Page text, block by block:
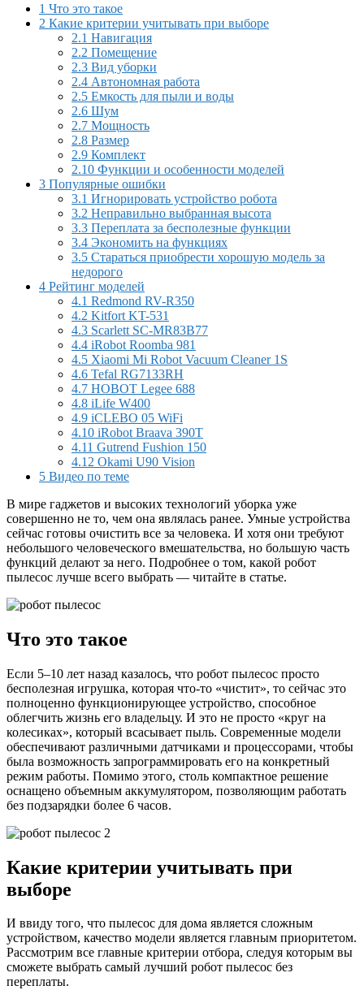
1 Что это такое
2 Какие критерии учитывать при выборе
2.1 Навигация
2.2 Помещение
2.3 Вид уборки
2.4 Автономная работа
2.5 Емкость для пыли и воды
2.6 Шум
2.7 Мощность
2.8 Размер
2.9 Комплект
2.10 Функции и особенности моделей
3 Популярные ошибки
3.1 Игнорировать устройство робота
3.2 Неправильно выбранная высота
3.3 Переплата за бесполезные функции
3.4 Экономить на функциях
3.5 Стараться приобрести хорошую модель за
недорого
4 Рейтинг моделей
4.1 Redmond RV-R350
4.2 Kitfort KT-531
4.3 Scarlett SC-MR83B77
4.4 iRobot Roomba 981
4.5 Xiaomi Mi Robot Vacuum Cleaner 1S
4.6 Tefal RG7133RH
4.7 HOBOT Legee 688
4.8 iLife W400
4.9 iCLEBO 05 WiFi
4.10 iRobot Braava 390T
4.11 Gutrend Fushion 150
4.12 Okami U90 Vision
5 Видео по теме
В мире гаджетов и высоких технологий уборка уже
совершенно не то, чем она являлась ранее. Умные устройства
сейчас готовы очистить все за человека. И хотя они требуют
небольшого человеческого вмешательства, но большую часть
функций делают за него. Подробнее о том, какой робот
пылесос лучше всего выбрать — читайте в статье.
Что это такое
Если 5–10 лет назад казалось, что робот пылесос просто
бесполезная игрушка, которая что-то «чистит», то сейчас это
полноценно функционирующее устройство, способное
облегчить жизнь его владельцу. И это не просто «круг на
колесиках», который всасывает пыль. Современные модели
обеспечивают различными датчиками и процессорами, чтобы
была возможность запрограммировать его на конкретный
режим работы. Помимо этого, столь компактное решение
оснащено объемным аккумулятором, позволяющим работать
без подзарядки более 6 часов.
Какие критерии учитывать при
выборе
И ввиду того, что пылесос для дома является сложным
устройством, качество модели является главным приоритетом.
Рассмотрим все главные критерии отбора, следуя которым вы
сможете выбрать самый лучший робот пылесос без
переплаты.